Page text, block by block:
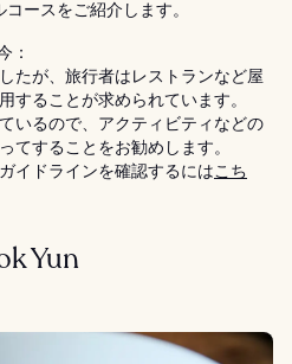
ースをご紹介します。
：
たが、旅行者はレストランなど屋
することが求められています。
いるので、アクティビティなどの
てすることをお勧めします。
イドラインを確認するにはこち
Yun